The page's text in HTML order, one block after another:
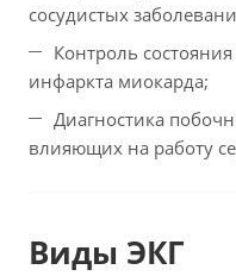
сосудистых
Контроль
инфаркта миокарда;
Диагностика
влияющих на работу
Виды ЭКГ